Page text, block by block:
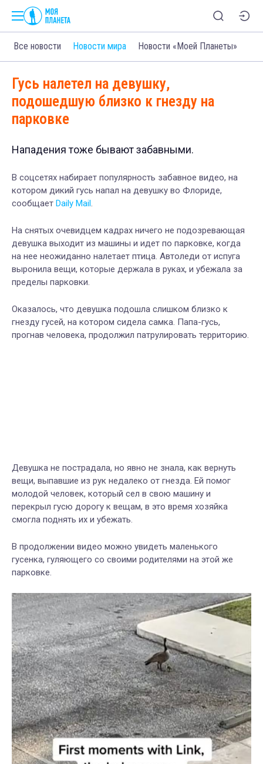
Все новости Новости мира Новости «Моей Планеты»
Гусь налетел на девушку,
подошедшую близко к гнезду на
парковке
Нападения тоже бывают забавными.
В соцсетях набирает популярность забавное видео, на
котором дикий гусь напал на девушку во Флориде,
сообщает Daily Mail.
На снятых очевидцем кадрах ничего не подозревающая
девушка выходит из машины и идет по парковке, когда
на нее неожиданно налетает птица. Автоледи от испуга
выронила вещи, которые держала в руках, и убежала за
пределы парковки.
Оказалось, что девушка подошла слишком близко к
гнезду гусей, на котором сидела самка. Папа-гусь,
прогнав человека, продолжил патрулировать территорию.
Девушка не пострадала, но явно не знала, как вернуть
вещи, выпавшие из рук недалеко от гнезда. Ей помог
молодой человек, который сел в свою машину и
перекрыл гусю дорогу к вещам, в это время хозяйка
смогла поднять их и убежать.
В продолжении видео можно увидеть маленького
гусенка, гуляющего со своими родителями на этой же
парковке.